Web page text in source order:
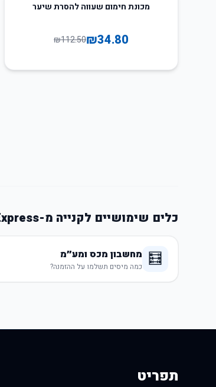
מכונת חימום שעווה להסרת שיער
₪34.80
₪112.50
כלים שימושיים לקנייה מ-AliExpress
🧮 מחשבון מכס ומע״מ
כמה מיסים תשלמו על ההזמנה?
תפריט